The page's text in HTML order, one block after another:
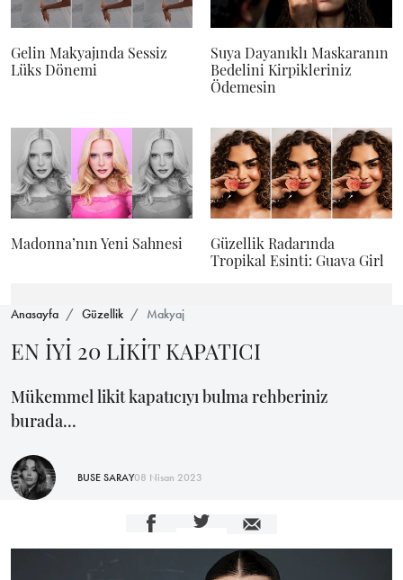
Gelin Makyajında Sessiz
Lüks Dönemi
Suya Dayanıklı Maskaranın
Bedelini Kirpikleriniz
Ödemesin
Madonna’nın Yeni Sahnesi
Güzellik Radarında
Tropikal Esinti: Guava Girl
Anasayfa Güzellik Makyaj
EN İYİ 20 LİKİT KAPATICI
Mükemmel likit kapatıcıyı bulma rehberiniz
burada...
BUSE SARAY08 Nisan 2023